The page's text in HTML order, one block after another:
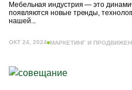
Мебельная индустрия — это
появляются новые тренды,
нашей...
ОКТ 24, 2024 МАРКЕТИНГ И